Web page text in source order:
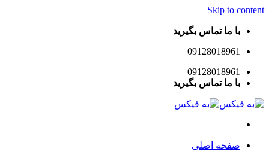
Skip to
ما تماس بگیرید
ما تماس بگیرید
اصلی